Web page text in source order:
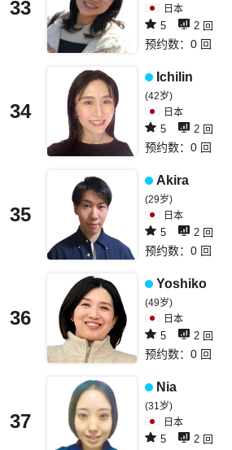
33
日本
5 2 回
预约数：0 回
34
Ichilin
(42岁)
日本
5 2 回
预约数：0 回
35
Akira
(29岁)
日本
5 2 回
预约数：0 回
36
Yoshiko
(49岁)
日本
5 2 回
预约数：0 回
37
Nia
(31岁)
日本
5 2 回